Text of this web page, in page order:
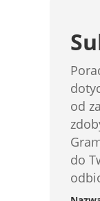
od
do